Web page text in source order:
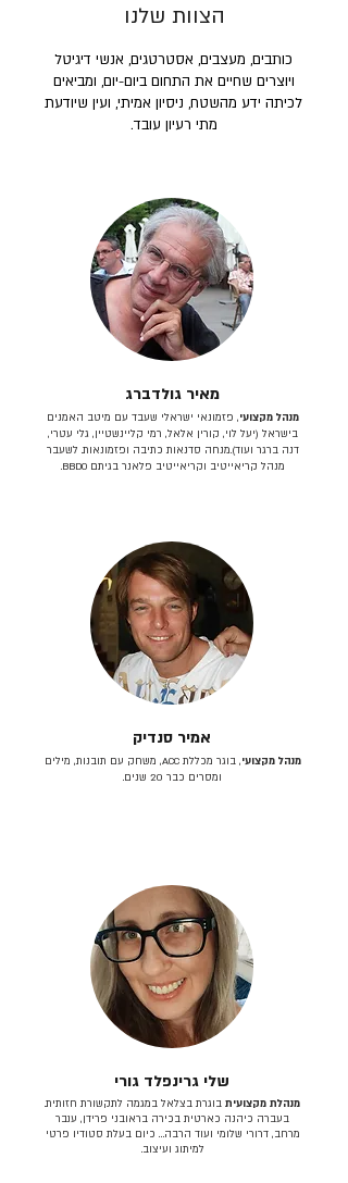
הצוות שלנו
כותבים, מעצבים, אסטרטגים, אנשי דיגיטל
ויוצרים שחיים את התחום ביום-יום, ומביאים
לכיתה ידע מהשטח, ניסיון אמיתי, ועין שיודעת
מתי רעיון עובד.
מאיר גולדברג
מנהל מקצועי, פזמונאי ישראלי שעבד עם מיטב האמנים
בישראל (יעל לוי, קורין אלאל, רמי קליינשטיין, גלי עטרי,
דנה ברגר ועוד).מנחה סדנאות כתיבה ופזמונאות. לשעבר
מנהל קריאייטיב וקריאייטיב פלאנר בגיתם BBDO.
אמיר סנדיק
מנהל מקצועי
, בוגר מכללת ACC, משחק עם תובנות, מילים
ומסרים כבר 20 שנים.
שלי גרינפלד גורי
מנהלת מקצועית בוגרת בצלאל במגמה לתקשורת חזותית.
בעברה כיהנה כארטית בכירה בראובני פרידן, ענבר
מרחב, דרורי שלומי ועוד הרבה… כיום בעלת סטודיו פרטי
למיתוג ועיצוב.